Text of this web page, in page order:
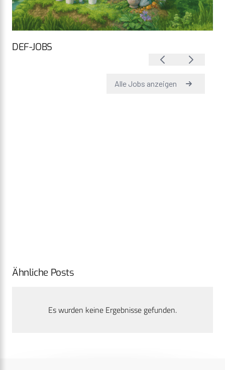
DEF-JOBS
Ähnliche Posts
Es wurden keine Ergebnisse gefunden.